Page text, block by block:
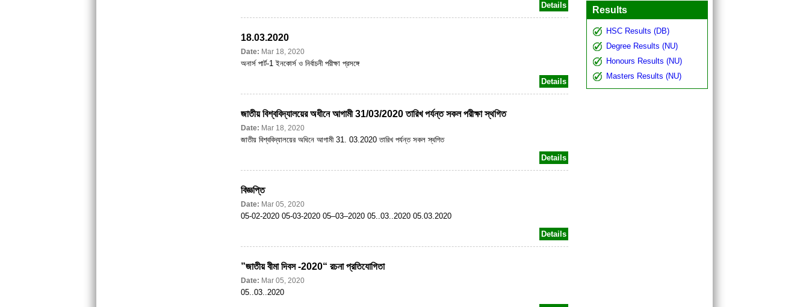
Details
18.03.2020
Date: Mar 18, 2020
অনার্স পার্ট-1 ইনকোর্স ও নির্বাচনী পরীক্ষা প্রসঙ্গে
Details
জাতীয় বিশ্ববিদ্যালয়ের অধীনে আগামী 31/03/2020 তারিখ পর্যন্ত সকল পরীক্ষা স্থগিত
Date: Mar 18, 2020
জাতীয় বিশ্ববিদ্যালয়ের অধিনে আগামী 31. 03.2020 তারিখ পর্যন্ত সকল স্থগিত
Details
বিজ্ঞপ্তি
Date: Mar 05, 2020
05-02-2020 05-03-2020 05–03–2020 05..03..2020 05.03.2020
Details
”জাতীয় বীমা দিবস -2020“ রচনা প্রতিযোগিতা
Date: Mar 05, 2020
05..03..2020
Results
HSC Results (DB)
Degree Results (NU)
Honours Results (NU)
Masters Results (NU)